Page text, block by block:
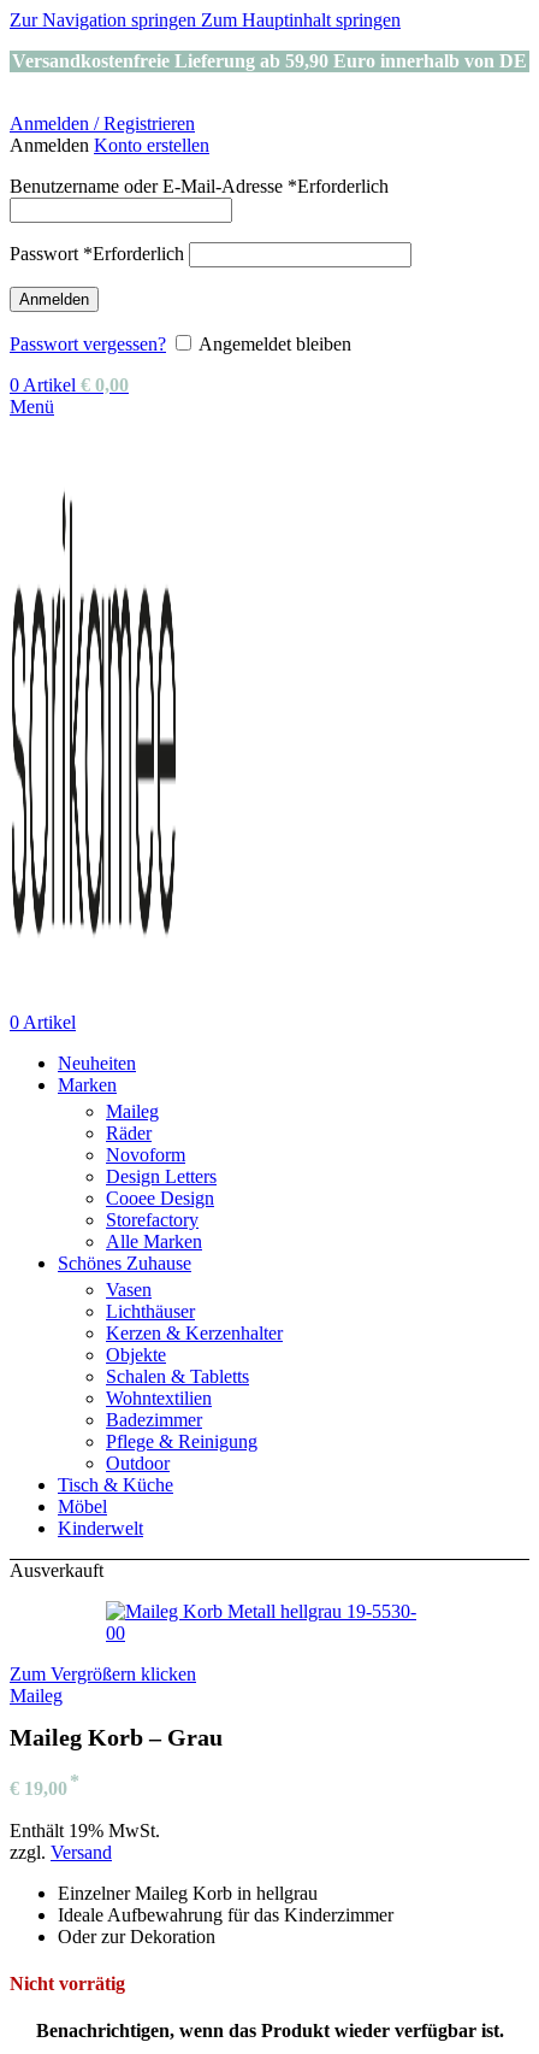
Zur Navigation springen Zum Hauptinhalt springen
Versandkostenfreie Lieferung ab 59,90 Euro innerhalb von DE
Anmelden / Registrieren
Anmelden Konto erstellen
Benutzername oder E-Mail-Adresse *Erforderlich
Passwort *Erforderlich
Anmelden
Passwort vergessen?
Angemeldet bleiben
0 Artikel € 0,00
Menü
0 Artikel
Neuheiten
Marken
Maileg
Räder
Novoform
Design Letters
Cooee Design
Storefactory
Alle Marken
Schönes Zuhause
Vasen
Lichthäuser
Kerzen & Kerzenhalter
Objekte
Schalen & Tabletts
Wohntextilien
Badezimmer
Pflege & Reinigung
Outdoor
Tisch & Küche
Möbel
Kinderwelt
Ausverkauft
Zum Vergrößern klicken
Maileg
Maileg Korb – Grau
€ 19,00
Enthält 19% MwSt.
zzgl. Versand
Einzelner Maileg Korb in hellgrau
Ideale Aufbewahrung für das Kinderzimmer
Oder zur Dekoration
Nicht vorrätig
Benachrichtigen, wenn das Produkt wieder verfügbar ist.